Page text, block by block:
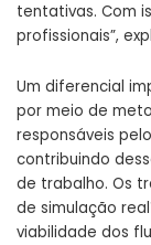
tentativas. Com
profissionais”,
Um diferencial
por meio de
responsáveis
contribuindo
de trabalho. Os
de simulação
viabilidade dos